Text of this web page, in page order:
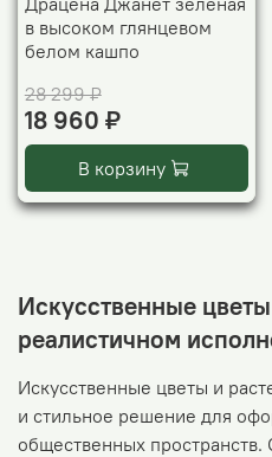
в высоком глянцевом
белом кашпо
28 299 ₽
18 960 ₽
В корзину
Искусственные
реалистичном
Искусственные цветы и
и стильное решение для
общественных